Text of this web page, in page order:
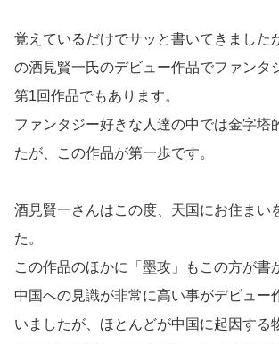
覚えているだけでサッと書いてきました
の酒見賢一氏のデビュー作品でファンタ
第1回作品でもあります。
ファンタジー好きな人達の中では金字塔
たが、この作品が第一歩です。
酒見賢一さんはこの度、天国にお住まい
た。
この作品のほかに「墨攻」もこの方が書
中国への見識が非常に高い事がデビュー
いましたが、ほとんどが中国に起因する